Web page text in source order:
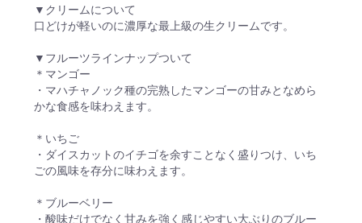
▼クリームについて
口どけが軽いのに濃厚な最上級の生クリームです。
▼フルーツラインナップついて
＊マンゴー
・マハチャノック種の完熟したマンゴーの甘みとなめら
かな食感を味わえます。
＊いちご
・ダイスカットのイチゴを余すことなく盛りつけ、いち
ごの風味を存分に味わえます。
＊ブルーベリー
・酸味だけでなく甘みを強く感じやすい大ぶりのブルー